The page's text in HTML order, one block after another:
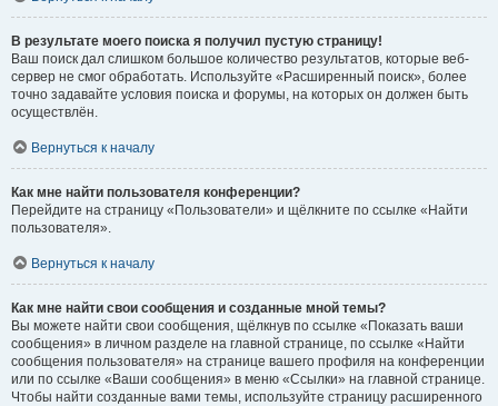
В результате моего поиска я получил пустую страницу!
Ваш поиск дал слишком большое количество результатов, которые веб-
сервер не смог обработать. Используйте «Расширенный поиск», более
точно задавайте условия поиска и форумы, на которых он должен быть
осуществлён.
Вернуться к началу
Как мне найти пользователя конференции?
Перейдите на страницу «Пользователи» и щёлкните по ссылке «Найти
пользователя».
Вернуться к началу
Как мне найти свои сообщения и созданные мной темы?
Вы можете найти свои сообщения, щёлкнув по ссылке «Показать ваши
сообщения» в личном разделе на главной странице, по ссылке «Найти
сообщения пользователя» на странице вашего профиля на конференции
или по ссылке «Ваши сообщения» в меню «Ссылки» на главной странице.
Чтобы найти созданные вами темы, используйте страницу расширенного